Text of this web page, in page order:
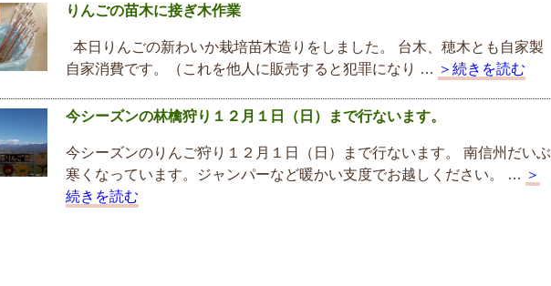
りんごの苗木に接ぎ木作業
本日りんごの新わいか栽培苗木造りをしました。 台木、穂木とも自家製
自家消費です。（これを他人に販売すると犯罪になり … ＞続きを読む
今シーズンの林檎狩り１２月１日（日）まで行ないます。
今シーズンのりんご狩り１２月１日（日）まで行ないます。 南信州だいぶ
寒くなっています。ジャンパーなど暖かい支度でお越しください。 … ＞
続きを読む